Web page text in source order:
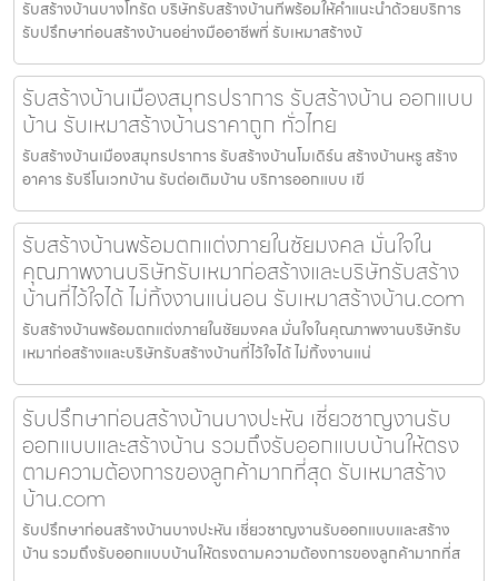
รับสร้างบ้านบางโทรัด บริษัทรับสร้างบ้านที่พร้อมให้คำแนะนำด้วยบริการ
รับปรึกษาก่อนสร้างบ้านอย่างมืออาชีพที่ รับเหมาสร้างบ้
รับสร้างบ้านเมืองสมุทรปราการ รับสร้างบ้าน ออกแบบ
บ้าน รับเหมาสร้างบ้านราคาถูก ทั่วไทย
รับสร้างบ้านเมืองสมุทรปราการ รับสร้างบ้านโมเดิร์น สร้างบ้านหรู สร้าง
อาคาร รับรีโนเวทบ้าน รับต่อเติมบ้าน บริการออกแบบ เขี
รับสร้างบ้านพร้อมตกแต่งภายในชัยมงคล มั่นใจใน
คุณภาพงานบริษัทรับเหมาก่อสร้างและบริษัทรับสร้าง
บ้านที่ไว้ใจได้ ไม่ทิ้งงานแน่นอน รับเหมาสร้างบ้าน.com
รับสร้างบ้านพร้อมตกแต่งภายในชัยมงคล มั่นใจในคุณภาพงานบริษัทรับ
เหมาก่อสร้างและบริษัทรับสร้างบ้านที่ไว้ใจได้ ไม่ทิ้งงานแน่
รับปรึกษาก่อนสร้างบ้านบางปะหัน เชี่ยวชาญงานรับ
ออกแบบและสร้างบ้าน รวมถึงรับออกแบบบ้านให้ตรง
ตามความต้องการของลูกค้ามากที่สุด รับเหมาสร้าง
บ้าน.com
รับปรึกษาก่อนสร้างบ้านบางปะหัน เชี่ยวชาญงานรับออกแบบและสร้าง
บ้าน รวมถึงรับออกแบบบ้านให้ตรงตามความต้องการของลูกค้ามากที่ส